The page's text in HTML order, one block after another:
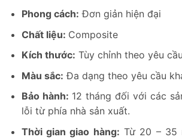
Phong cách: Đơn giản hiện đại
Chất liệu: Composite
Kích thước: Tùy chỉnh theo yêu
Màu sắc: Đa dạng theo yêu cầu
Bảo hành: 12 tháng đối với các
lỗi từ phía nhà sản xuất.
Thời gian giao hàng: Từ 20 – 35